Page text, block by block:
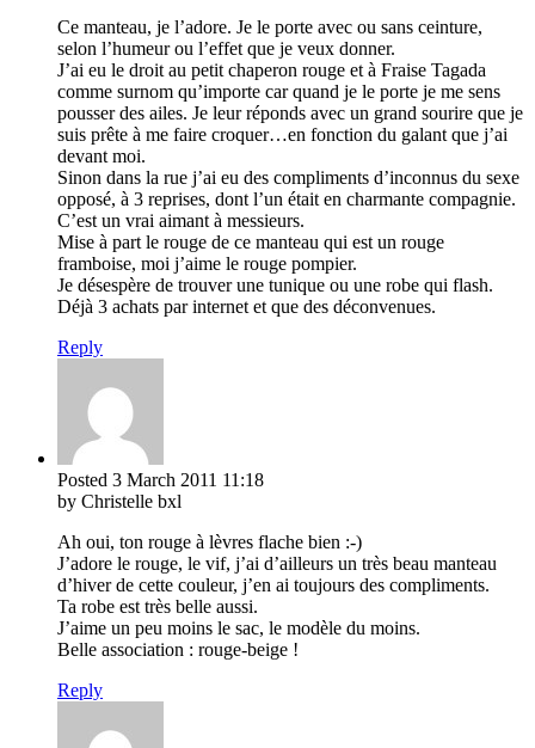
Ce manteau, je l’adore. Je le porte avec ou sans ceinture,
selon l’humeur ou l’effet que je veux donner.
J’ai eu le droit au petit chaperon rouge et à Fraise Tagada
comme surnom qu’importe car quand je le porte je me sens
pousser des ailes. Je leur réponds avec un grand sourire que je
suis prête à me faire croquer…en fonction du galant que j’ai
devant moi.
Sinon dans la rue j’ai eu des compliments d’inconnus du sexe
opposé, à 3 reprises, dont l’un était en charmante compagnie.
C’est un vrai aimant à messieurs.
Mise à part le rouge de ce manteau qui est un rouge
framboise, moi j’aime le rouge pompier.
Je désespère de trouver une tunique ou une robe qui flash.
Déjà 3 achats par internet et que des déconvenues.
Reply
Posted 3 March 2011 11:18
by Christelle bxl
Ah oui, ton rouge à lèvres flache bien :-)
J’adore le rouge, le vif, j’ai d’ailleurs un très beau manteau
d’hiver de cette couleur, j’en ai toujours des compliments.
Ta robe est très belle aussi.
J’aime un peu moins le sac, le modèle du moins.
Belle association : rouge-beige !
Reply